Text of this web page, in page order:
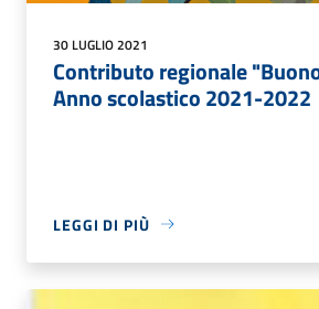
30 LUGLIO 2021
Contributo regionale
Anno scolastico 2021-2022
LEGGI DI PIÙ